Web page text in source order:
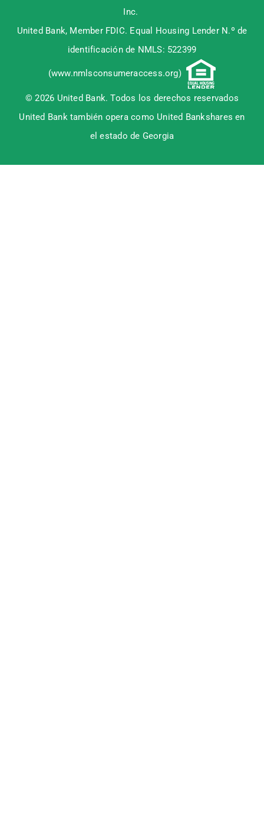
Inc.
United Bank, Member FDIC. Equal Housing Lender N.º de
identificación de NMLS: 522399
(www.nmlsconsumeraccess.org)
© 2026 United Bank. Todos los derechos reservados
United Bank también opera como United Bankshares en
el estado de Georgia